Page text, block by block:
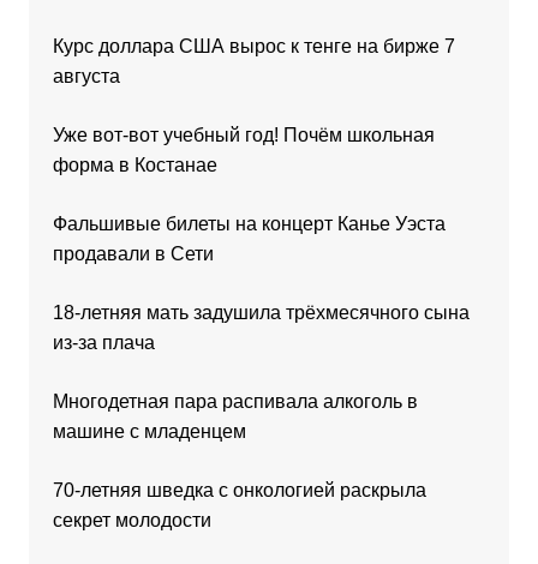
Курс доллара США вырос к тенге на бирже 7
августа
Уже вот-вот учебный год! Почём школьная
форма в Костанае
Фальшивые билеты на концерт Канье Уэста
продавали в Сети
18-летняя мать задушила трёхмесячного сына
из-за плача
Многодетная пара распивала алкоголь в
машине с младенцем
70-летняя шведка с онкологией раскрыла
секрет молодости